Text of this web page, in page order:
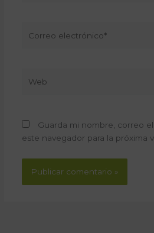
electrónico*
Guarda mi nombre, correo
este navegador para la próxima